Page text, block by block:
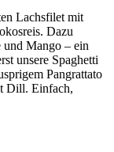
Lachsfilet mit
Dazu
Mango – ein
unsere Spaghetti
Pangrattato
Dill. Einfach,